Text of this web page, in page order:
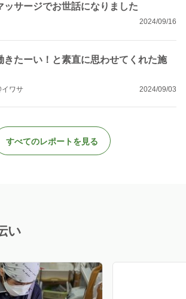
ッサージでお世話になりました
2024/09/16
きたーい！と素直に思わせてくれた施
イワサ 2024/09/03
すべてのレポートを見る
い